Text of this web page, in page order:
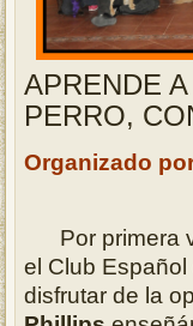
APRENDE
PERRO,
Organizado
Por primera
el Club
disfrutar de la